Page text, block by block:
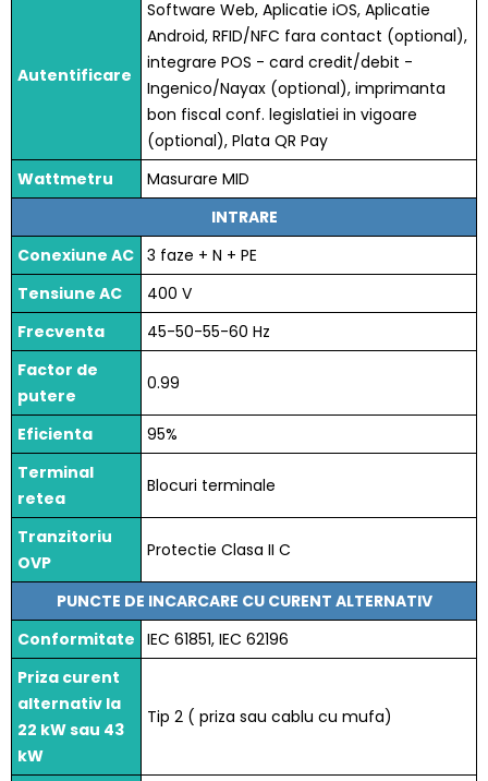
Autentificare
Software Web, Aplicatie iOS, Aplicatie
Android, RFID/NFC fara contact (optional),
integrare POS - card credit/debit -
Ingenico/Nayax (optional), imprimanta
bon fiscal conf. legislatiei in vigoare
(optional), Plata QR Pay
Wattmetru
Masurare MID
INTRARE
Conexiune AC 3 faze + N + PE
Tensiune AC
400 V
Frecventa
45-50-55-60 Hz
Factor de
putere
0.99
Eficienta
95%
Terminal
retea
Blocuri terminale
Tranzitoriu
OVP
Protectie Clasa II C
PUNCTE DE INCARCARE CU CURENT ALTERNATIV
Conformitate IEC 61851, IEC 62196
Priza curent
alternativ la
22 kW sau 43
kW
Tip 2 ( priza sau cablu cu mufa)